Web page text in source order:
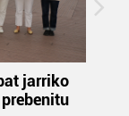
jarriko